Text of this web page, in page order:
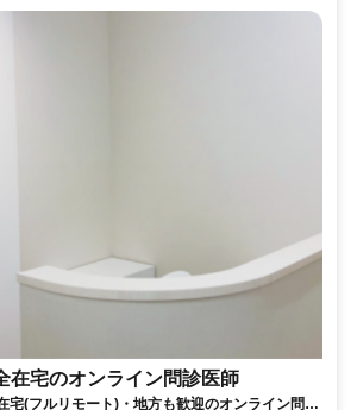
在宅のオンライン問診医師
宅(フルリモート)・地方も歓迎のオンライン問診